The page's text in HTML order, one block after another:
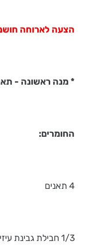
הצעה לארוחה
* מנה ראשונה -
החומרים:
4 תאנים
1/3 חבילת גבינת עיזים